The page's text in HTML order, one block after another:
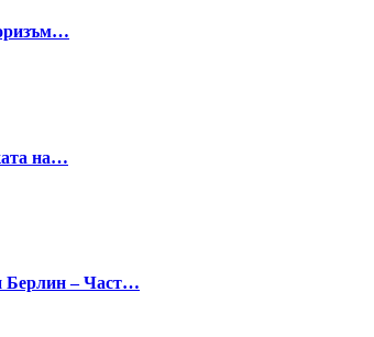
на…
Берлин – Част…